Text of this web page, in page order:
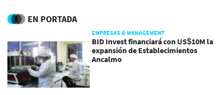
EN PORTADA
EMPRESAS & MANAGEMENT
BID Invest financiará con US$10M la
expansión de Establecimientos
Ancalmo